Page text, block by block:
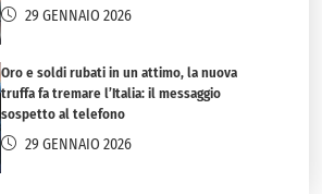
29 GENNAIO 2026
Oro e soldi rubati in un attimo, la nuova
truffa fa tremare l’Italia: il messaggio
sospetto al telefono
29 GENNAIO 2026